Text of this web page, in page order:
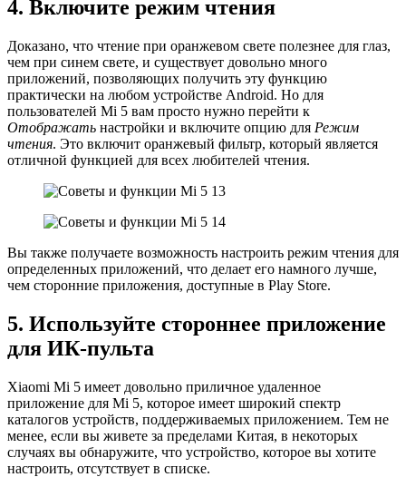
4. Включите режим чтения
Доказано, что чтение при оранжевом свете полезнее для глаз,
чем при синем свете, и существует довольно много
приложений, позволяющих получить эту функцию
практически на любом устройстве Android. Но для
пользователей Mi 5 вам просто нужно перейти к
Отображать настройки и включите опцию для Режим
чтения. Это включит оранжевый фильтр, который является
отличной функцией для всех любителей чтения.
Вы также получаете возможность настроить режим чтения для
определенных приложений, что делает его намного лучше,
чем сторонние приложения, доступные в Play Store.
5. Используйте стороннее приложение
для ИК-пульта
Xiaomi Mi 5 имеет довольно приличное удаленное
приложение для Mi 5, которое имеет широкий спектр
каталогов устройств, поддерживаемых приложением. Тем не
менее, если вы живете за пределами Китая, в некоторых
случаях вы обнаружите, что устройство, которое вы хотите
настроить, отсутствует в списке.